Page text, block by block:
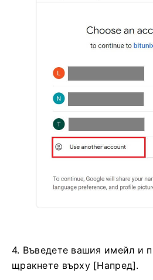
4. Въведете вашия имейл и
щракнете върху [Напред].